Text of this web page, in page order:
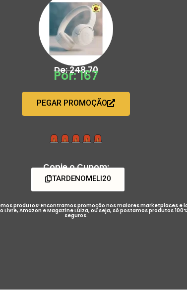
De: 248,70
Por: 167
PEGAR PROMOÇÃO
Copie o Cupom:
TARDENOMELI20
produtos! Encontramos promoção nos maiores marketplaces e
Livre, Amazon e Magazine Luiza, ou seja, só postamos produtos 100%
seguros.